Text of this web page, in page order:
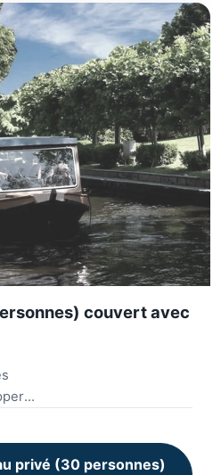
couvert avec
privé (30 personnes)